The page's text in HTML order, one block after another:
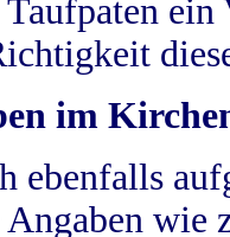
im
ebenfalls
wie